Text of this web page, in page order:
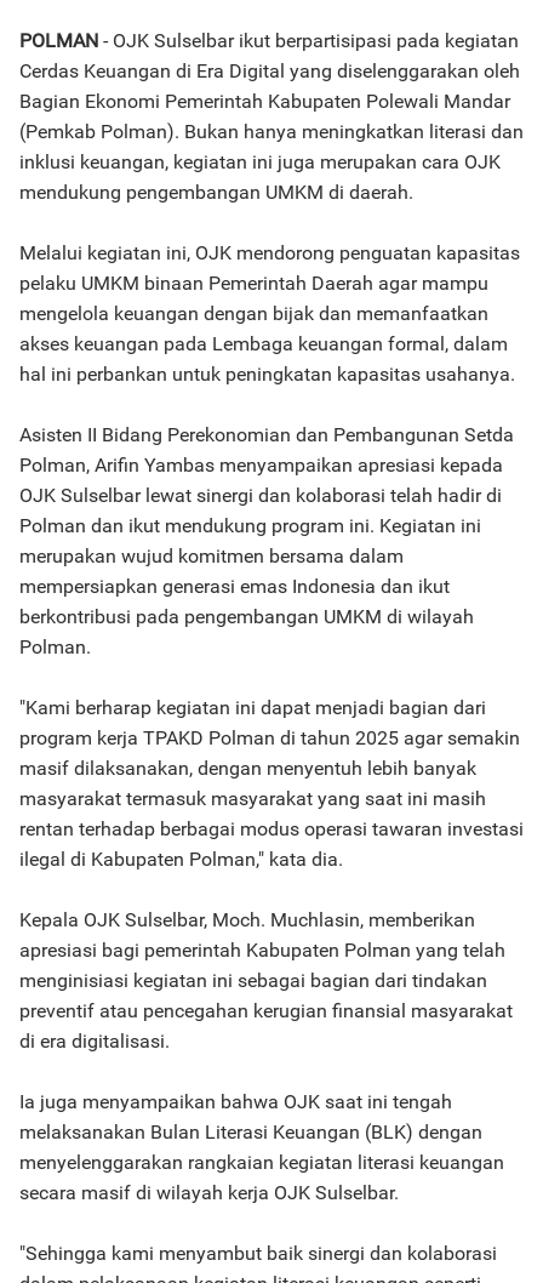
POLMAN - OJK Sulselbar ikut berpartisipasi pada kegiatan
Cerdas Keuangan di Era Digital yang diselenggarakan oleh
Bagian Ekonomi Pemerintah Kabupaten Polewali Mandar
(Pemkab Polman). Bukan hanya meningkatkan literasi dan
inklusi keuangan, kegiatan ini juga merupakan cara OJK
mendukung pengembangan UMKM di daerah.
Melalui kegiatan ini, OJK mendorong penguatan kapasitas
pelaku UMKM binaan Pemerintah Daerah agar mampu
mengelola keuangan dengan bijak dan memanfaatkan
akses keuangan pada Lembaga keuangan formal, dalam
hal ini perbankan untuk peningkatan kapasitas usahanya.
Asisten II Bidang Perekonomian dan Pembangunan Setda
Polman, Arifin Yambas menyampaikan apresiasi kepada
OJK Sulselbar lewat sinergi dan kolaborasi telah hadir di
Polman dan ikut mendukung program ini. Kegiatan ini
merupakan wujud komitmen bersama dalam
mempersiapkan generasi emas Indonesia dan ikut
berkontribusi pada pengembangan UMKM di wilayah
Polman.
"Kami berharap kegiatan ini dapat menjadi bagian dari
program kerja TPAKD Polman di tahun 2025 agar semakin
masif dilaksanakan, dengan menyentuh lebih banyak
masyarakat termasuk masyarakat yang saat ini masih
rentan terhadap berbagai modus operasi tawaran investasi
ilegal di Kabupaten Polman," kata dia.
Kepala OJK Sulselbar, Moch. Muchlasin, memberikan
apresiasi bagi pemerintah Kabupaten Polman yang telah
menginisiasi kegiatan ini sebagai bagian dari tindakan
preventif atau pencegahan kerugian finansial masyarakat
di era digitalisasi.
Ia juga menyampaikan bahwa OJK saat ini tengah
melaksanakan Bulan Literasi Keuangan (BLK) dengan
menyelenggarakan rangkaian kegiatan literasi keuangan
secara masif di wilayah kerja OJK Sulselbar.
"Sehingga kami menyambut baik sinergi dan kolaborasi